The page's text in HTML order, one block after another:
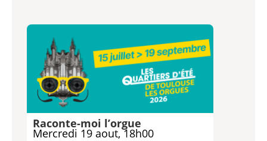
Raconte-moi l’orgue
Mercredi 19 aout, 18h00